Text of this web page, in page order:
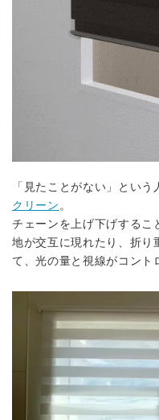
「見たことがない」とい
クリーン。
チェーンを上げ下げするこ
地が交互に現れたり、折り
て、光の量と視線がコント